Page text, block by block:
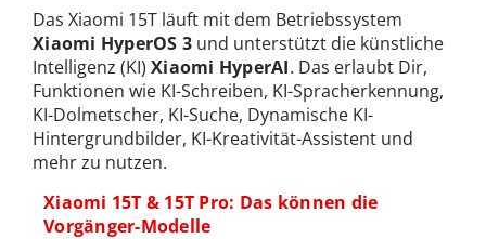
Das Xiaomi 15T läuft mit dem Betriebssystem
Xiaomi HyperOS 3 und unterstützt die künstliche
Intelligenz (KI) Xiaomi HyperAI. Das erlaubt Dir,
Funktionen wie KI-Schreiben, KI-Spracherkennung,
KI-Dolmetscher, KI-Suche, Dynamische KI-
Hintergrundbilder, KI-Kreativität-Assistent und
mehr zu nutzen.
Xiaomi 15T & 15T Pro: Das können die
Vorgänger-Modelle